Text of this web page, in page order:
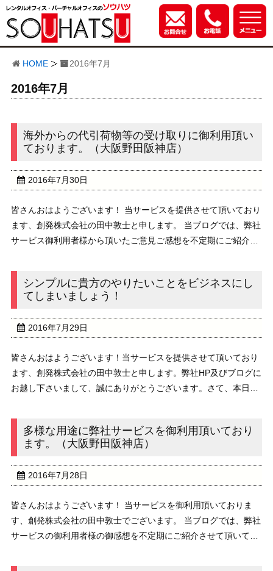
HOME 2016年7月
2016年7月
海外からの代引荷物等の受け取りに御利用頂い
ております。（大阪野田阪神店）
2016年7月30日
皆さんおはようございます！ 当サービスを提供させて頂いており
ます、創発株式会社の田中敦士と申します。 当ブログでは、弊社
サービス御利用者様から頂いたご意見ご感想を不定期にご紹介し
シンプルに貴方のやりたいことをビジネスにし
てしまいましょう！
2016年7月29日
皆さんおはようございます！当サービスを提供させて頂いており
ます、創発株式会社の田中敦士と申します。弊社HP及びブログに
お越し下さいまして、誠にありがとうございます。さて、本日の
にしてしまいましょう！』でございます。下にリン ...
多様な用途に弊社サービスを御利用頂いており
ます。（大阪野田阪神店）
2016年7月28日
皆さんおはようございます！ 当サービスを御利用頂いておりま
す、創発株式会社の田中敦士でございます。 当ブログでは、弊社
サービスの御利用者様の御感想を不定期にご紹介させて頂いてお